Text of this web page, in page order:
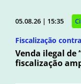
05.08.26 | 15:35
Fiscalização
Venda ilegal de
fiscalização